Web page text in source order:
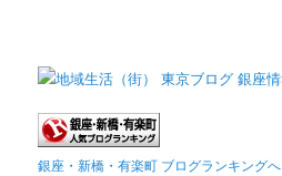
銀座・新橋・有楽町 ブログランキングへ